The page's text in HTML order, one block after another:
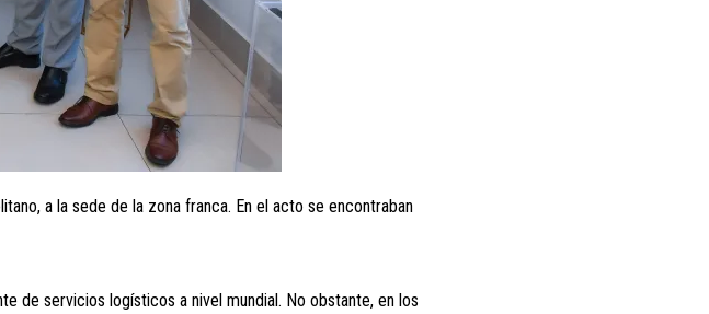
a la sede de la zona franca. En el acto se encontraban
de servicios logísticos a nivel mundial. No obstante, en los